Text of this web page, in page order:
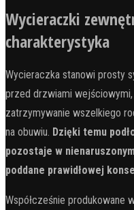
Wycieraczki
charakterystyka
Wycieraczka stanowi prosty
przed drzwiami
zatrzymywanie wszelkiego
na obuwiu. Dzięki temu
pozostaje w
poddane prawidłowej
Współcześnie produkowane